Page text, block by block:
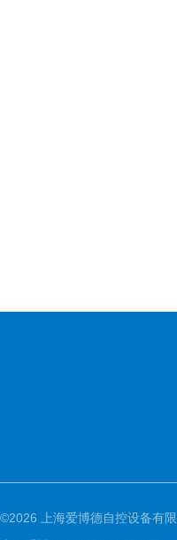
©2026 上海爱博德自控设备有